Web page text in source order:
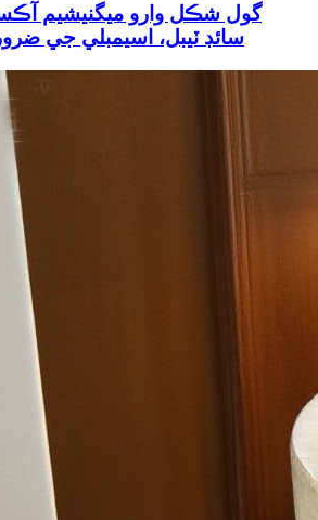
گول شڪل وارو ميگنيشيم
سائڊ ٽيبل، اسيمبلي جي